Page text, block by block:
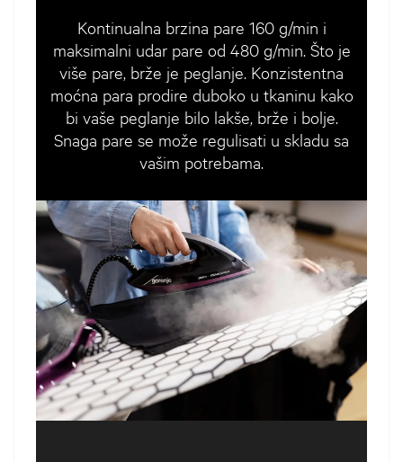
Kontinualna brzina pare 160 g/min i
maksimalni udar pare od 480 g/min. Što je
više pare, brže je peglanje. Konzistentna
moćna para prodire duboko u tkaninu kako
bi vaše peglanje bilo lakše, brže i bolje.
Snaga pare se može regulisati u skladu sa
vašim potrebama.